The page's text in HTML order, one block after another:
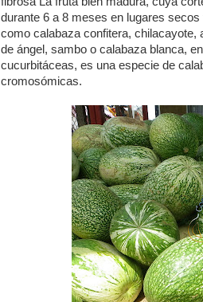
durante 6 a 8 meses en lugares
como calabaza confitera, chilacayote,
de ángel, sambo o calabaza blanca,
cucurbitáceas, es una especie de
cromosómicas.